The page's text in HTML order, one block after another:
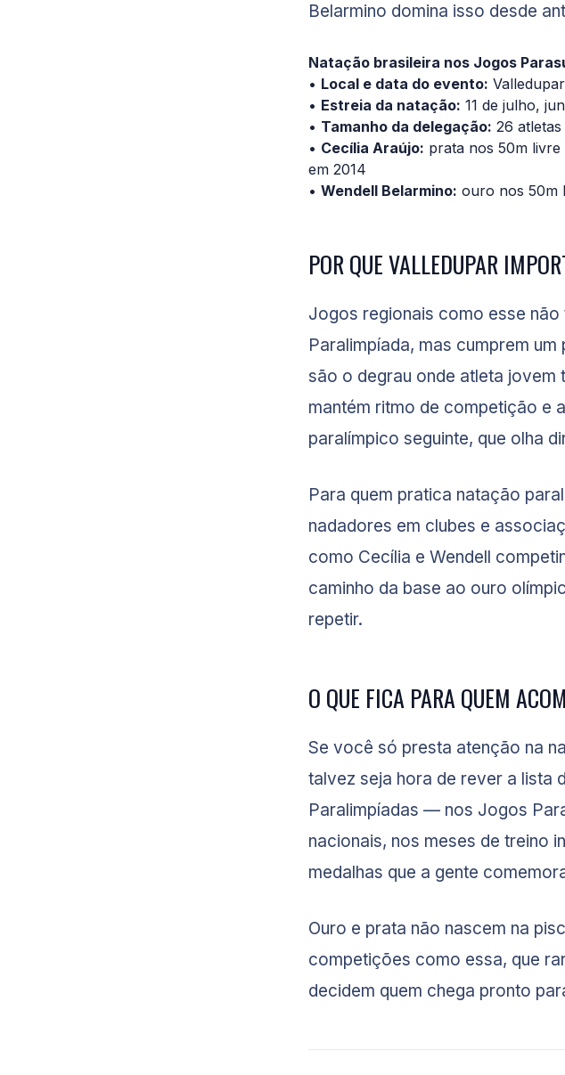
Belarmino domina isso desde
Natação brasileira nos Jogos
• Local e data do evento:
• Estreia da natação: 11 de julho,
• Tamanho da delegação: 26
• Cecília Araújo: prata nos 50m livre
em 2014
• Wendell Belarmino: ouro nos 50m
POR QUE VALLEDUPAR
Jogos regionais como esse
Paralimpíada, mas cumprem
são o degrau onde atleta jovem
mantém ritmo de competição e
paralímpico seguinte, que olha
Para quem pratica natação
nadadores em clubes e
como Cecília e Wendell
caminho da base ao ouro
repetir.
O QUE FICA PARA QUEM
Se você só presta atenção na
talvez seja hora de rever a lista
Paralimpíadas — nos Jogos
nacionais, nos meses de treino
medalhas que a gente
Ouro e prata não nascem na
competições como essa, que
decidem quem chega pronto